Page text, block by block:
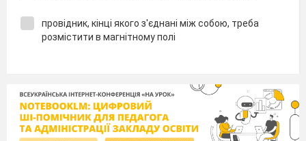
провідник, кінці якого з'єднані між собою, треба
розмістити в магнітному полі